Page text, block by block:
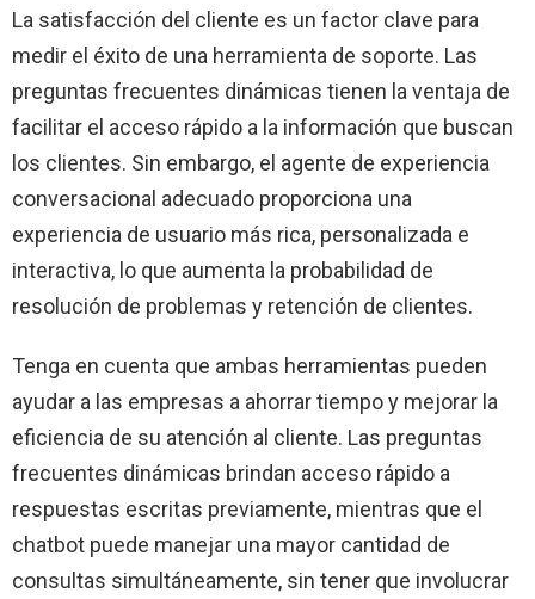
La satisfacción del cliente es un factor clave para
medir el éxito de una herramienta de soporte. Las
preguntas frecuentes dinámicas tienen la ventaja de
facilitar el acceso rápido a la información que buscan
los clientes. Sin embargo, el agente de experiencia
conversacional adecuado proporciona una
experiencia de usuario más rica, personalizada e
interactiva, lo que aumenta la probabilidad de
resolución de problemas y retención de clientes.
Tenga en cuenta que ambas herramientas pueden
ayudar a las empresas a ahorrar tiempo y mejorar la
eficiencia de su atención al cliente. Las preguntas
frecuentes dinámicas brindan acceso rápido a
respuestas escritas previamente, mientras que el
chatbot puede manejar una mayor cantidad de
consultas simultáneamente, sin tener que involucrar